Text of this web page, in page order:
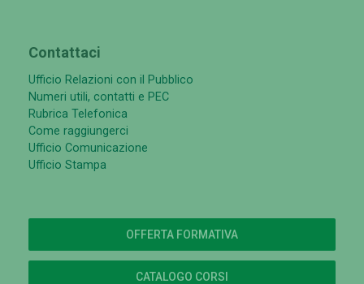
Contattaci
Ufficio Relazioni con il Pubblico
Numeri utili, contatti e PEC
Rubrica Telefonica
Come raggiungerci
Ufficio Comunicazione
Ufficio Stampa
OFFERTA FORMATIVA
CATALOGO CORSI